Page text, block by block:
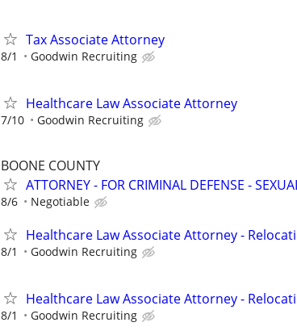
Tax Associate Attorney
8/1 Goodwin Recruiting
Healthcare Law Associate Attorney
7/10 Goodwin Recruiting
BOONE COUNTY
ATTORNEY - FOR CRIMINAL DEFENSE -
8/6 Negotiable
Healthcare Law Associate Attorney -
8/1 Goodwin Recruiting
Healthcare Law Associate Attorney -
8/1 Goodwin Recruiting